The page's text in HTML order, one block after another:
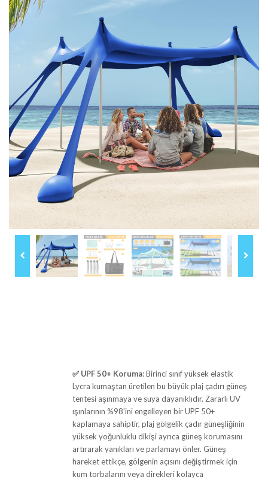
✅ UPF 50+ Koruma: Birinci sınıf yüksek elastik
Lycra kumaştan üretilen bu büyük plaj çadırı güneş
tentesi aşınmaya ve suya dayanıklıdır. Zararlı UV
ışınlarının %98'ini engelleyen bir UPF 50+
kaplamaya sahiptir, plaj gölgelik çadır güneşliğinin
yüksek yoğunluklu dikişi ayrıca güneş korumasını
artırarak yanıkları ve parlamayı önler. Güneş
hareket ettikçe, gölgenin açısını değiştirmek için
kum torbalarını veya direkleri kolayca